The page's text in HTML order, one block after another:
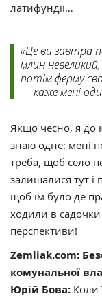
латифундії…
«Це ви завтра
млин
потім ферму
— каже мені
Якщо чесно, я до
знаю одне: мені
треба, щоб село
залишалися тут і
щоб їм було де
ходили в
перспективи!
Zemliak.com:
комунальної
Юрій Бова: Коли